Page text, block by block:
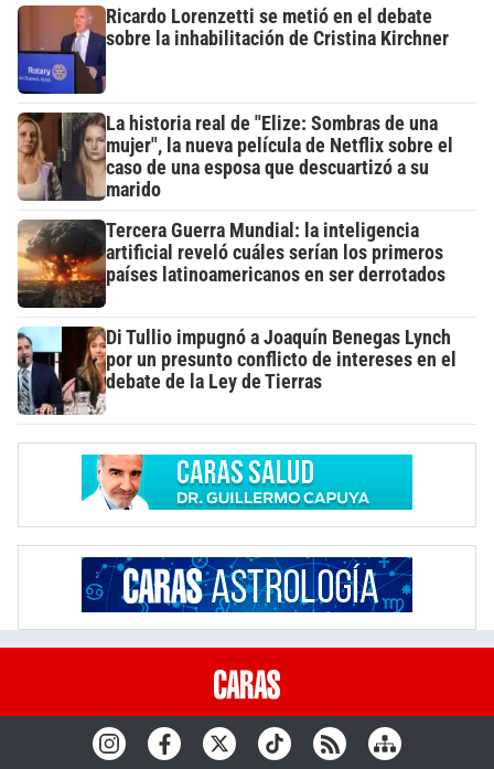
Ricardo Lorenzetti se metió en el debate
sobre la inhabilitación de Cristina Kirchner
La historia real de "Elize: Sombras de una
mujer", la nueva película de Netflix sobre el
caso de una esposa que descuartizó a su
marido
Tercera Guerra Mundial: la inteligencia
artificial reveló cuáles serían los primeros
países latinoamericanos en ser derrotados
Di Tullio impugnó a Joaquín Benegas Lynch
por un presunto conflicto de intereses en el
debate de la Ley de Tierras